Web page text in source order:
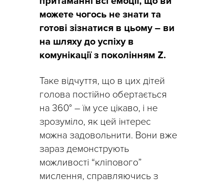
можете чогось не знати та
готові зізнатися в цьому – ви
на шляху до успіху в
комунікації з поколінням Z.
Таке відчуття, що в цих дітей
голова постійно обертається
на 360° – їм усе цікаво, і не
зрозуміло, як цей інтерес
можна задовольнити. Вони вже
зараз демонструють
можливості “кліпового”
мислення, справляючись з